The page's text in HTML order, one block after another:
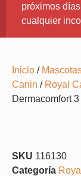
próximos
cualquier
Inicio /
Canin / Royal
Dermacomfort 3
SKU 116130
Categoría